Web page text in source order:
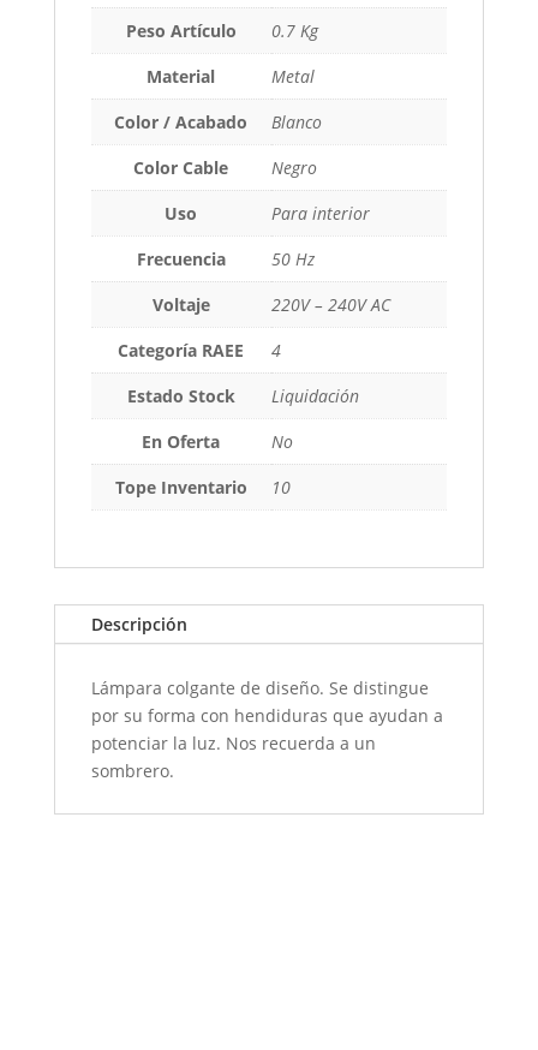
Peso Artículo
0.7 Kg
Material
Metal
Color / Acabado
Blanco
Color Cable
Negro
Uso
Para interior
Frecuencia
50 Hz
Voltaje
220V – 240V AC
Categoría RAEE
4
Estado Stock
Liquidación
En Oferta
No
Tope Inventario
10
Descripción
Lámpara colgante de diseño. Se distingue
por su forma con hendiduras que ayudan a
potenciar la luz. Nos recuerda a un
sombrero.